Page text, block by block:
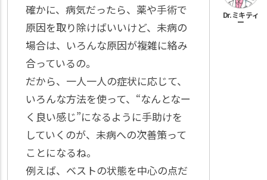
確かに、病気だったら、薬や手術で
原因を取り除けばいいけど、未病の
場合は、いろんな原因が複雑に絡み
合っているの。
だから、一人一人の症状に応じて、
いろんな方法を使って、“なんとなー
く良い感じ”になるように手助けを
していくのが、未病への次善策って
ことになるね。
例えば、ベストの状態を中心の点だ